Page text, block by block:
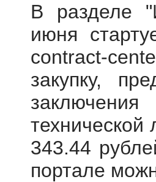
В разделе
июня
contract-
закупку,
технической
343.44
портале